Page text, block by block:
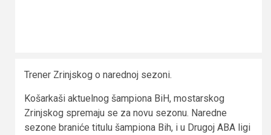
Trener Zrinjskog o narednoj sezoni.
Košarkaši aktuelnog šampiona BiH, mostarskog
Zrinjskog spremaju se za novu sezonu. Naredne
sezone braniće titulu šampiona Bih, i u Drugoj ABA ligi